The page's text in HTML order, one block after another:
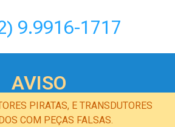
9.9916-1717
AVISO
PIRATAS, E TRANSDUTORES
COM PEÇAS FALSAS.